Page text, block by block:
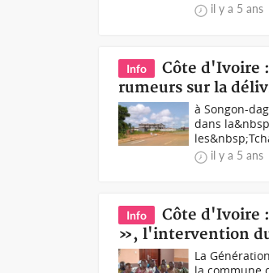
il y a 5 ans
Info
Côte d'Ivoire
rumeurs sur la
à Songon-
dans
il y a 5 ans
Info
Côte d'Ivoire
», l'intervention du
La